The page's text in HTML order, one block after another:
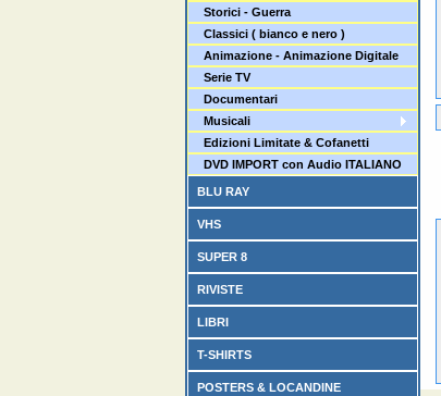
Storici - Guerra
Classici ( bianco e nero )
Animazione - Animazione Digitale
Serie TV
Documentari
Musicali
Edizioni Limitate & Cofanetti
DVD IMPORT con Audio ITALIANO
BLU RAY
VHS
SUPER 8
RIVISTE
LIBRI
T-SHIRTS
POSTERS & LOCANDINE